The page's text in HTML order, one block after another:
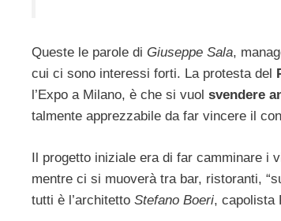
Queste le parole di Giuseppe Sala,
cui ci sono interessi forti. La protesta del
l’Expo a Milano, è che si vuol svendere
talmente apprezzabile da far vincere il
Il progetto iniziale era di far camminare i
mentre ci si muoverà tra bar, ristoranti,
tutti è l’architetto Stefano Boeri, capolista